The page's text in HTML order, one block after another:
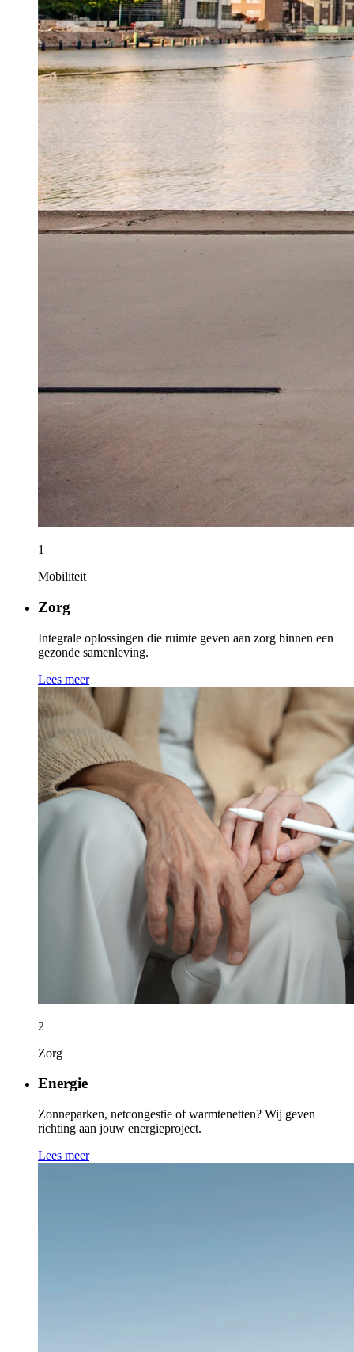
1
Mobiliteit
Zorg
Integrale oplossingen die ruimte geven aan zorg binnen een
gezonde samenleving.
Lees meer
2
Zorg
Energie
Zonneparken, netcongestie of warmtenetten? Wij geven
richting aan jouw energieproject.
Lees meer